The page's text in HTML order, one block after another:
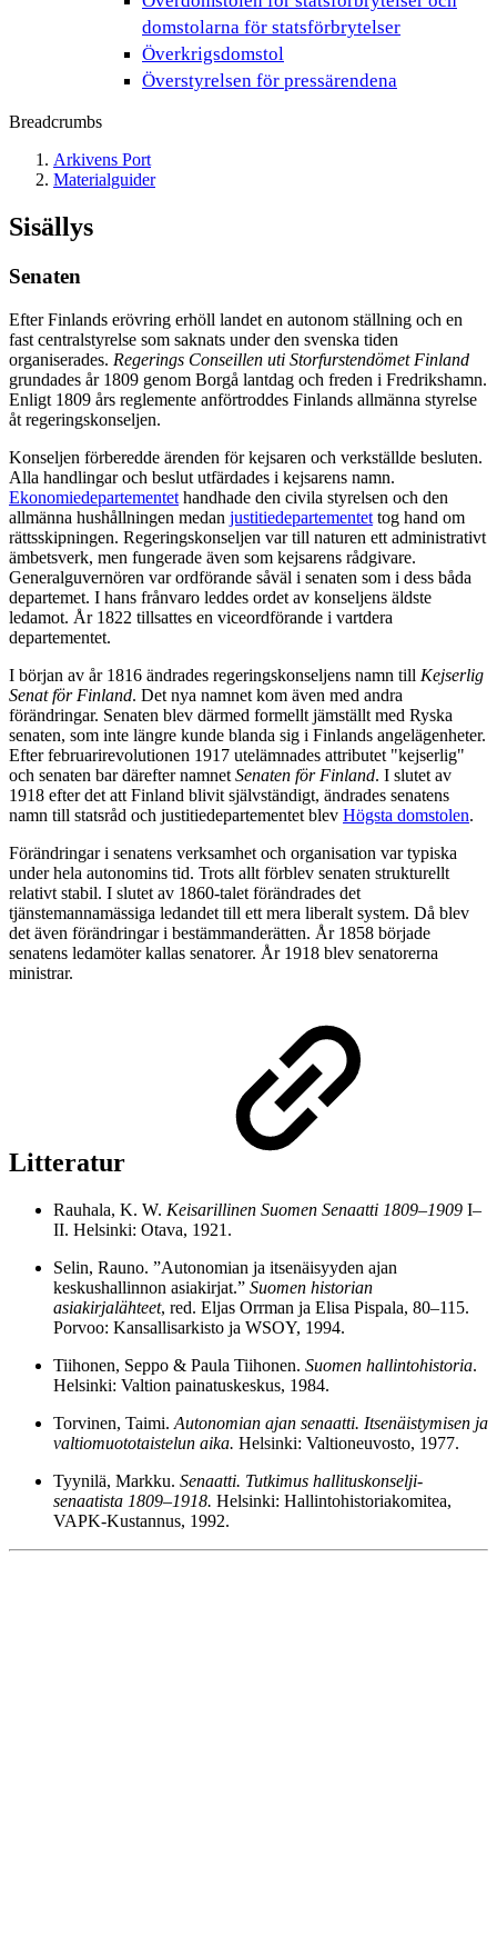
domstolarna för statsförbrytelser
Överkrigsdomstol
Överstyrelsen för pressärendena
Breadcrumbs
Arkivens Port
Materialguider
Sisällys
Senaten
Efter Finlands erövring erhöll landet en autonom ställning och en
fast centralstyrelse som saknats under den svenska tiden
organiserades. Regerings Conseillen uti Storfurstendömet Finland
grundades år 1809 genom Borgå lantdag och freden i Fredrikshamn.
Enligt 1809 års reglemente anförtroddes Finlands allmänna styrelse
åt regeringskonseljen.
Konseljen förberedde ärenden för kejsaren och verkställde besluten.
Alla handlingar och beslut utfärdades i kejsarens namn.
Ekonomiedepartementet handhade den civila styrelsen och den
allmänna hushållningen medan justitiedepartementet tog hand om
rättsskipningen. Regeringskonseljen var till naturen ett administrativt
ämbetsverk, men fungerade även som kejsarens rådgivare.
Generalguvernören var ordförande såväl i senaten som i dess båda
departemet. I hans frånvaro leddes ordet av konseljens äldste
ledamot. År 1822 tillsattes en viceordförande i vartdera
departementet.
I början av år 1816 ändrades regeringskonseljens namn till Kejserlig
Senat för Finland. Det nya namnet kom även med andra
förändringar. Senaten blev därmed formellt jämställt med Ryska
senaten, som inte längre kunde blanda sig i Finlands angelägenheter.
Efter februarirevolutionen 1917 utelämnades attributet "kejserlig"
och senaten bar därefter namnet Senaten för Finland. I slutet av
1918 efter det att Finland blivit självständigt, ändrades senatens
namn till statsråd och justitiedepartementet blev Högsta domstolen.
Förändringar i senatens verksamhet och organisation var typiska
under hela autonomins tid. Trots allt förblev senaten strukturellt
relativt stabil. I slutet av 1860-talet förändrades det
tjänstemannamässiga ledandet till ett mera liberalt system. Då blev
det även förändringar i bestämmanderätten. År 1858 började
senatens ledamöter kallas senatorer. År 1918 blev senatorerna
ministrar.
Litteratur
Rauhala, K. W. Keisarillinen Suomen Senaatti 1809–1909 I–
II. Helsinki: Otava, 1921.
Selin, Rauno. ”Autonomian ja itsenäisyyden ajan
keskushallinnon asiakirjat.” Suomen historian
asiakirjalähteet, red. Eljas Orrman ja Elisa Pispala, 80–115.
Porvoo: Kansallisarkisto ja WSOY, 1994.
Tiihonen, Seppo & Paula Tiihonen. Suomen hallintohistoria.
Helsinki: Valtion painatuskeskus, 1984.
Torvinen, Taimi. Autonomian ajan senaatti. Itsenäistymisen ja
valtiomuototaistelun aika. Helsinki: Valtioneuvosto, 1977.
Tyynilä, Markku. Senaatti. Tutkimus hallituskonselji-
senaatista 1809–1918. Helsinki: Hallintohistoriakomitea,
VAPK-Kustannus, 1992.